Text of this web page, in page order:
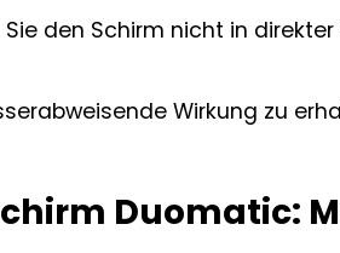
Sie den Schirm nicht in
Wirkung zu
Duomatic: